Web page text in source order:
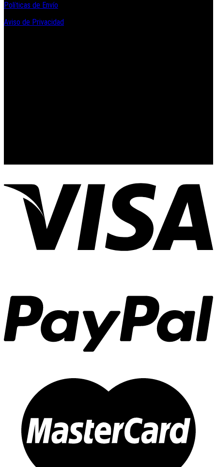
Políticas de Envío
Aviso de Privacidad